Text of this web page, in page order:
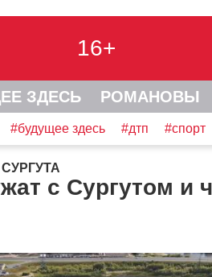
16+
ЗДЕСЬ РОМАНОВЫ
#будущее здесь #дтп #спорт
с Сургутом и